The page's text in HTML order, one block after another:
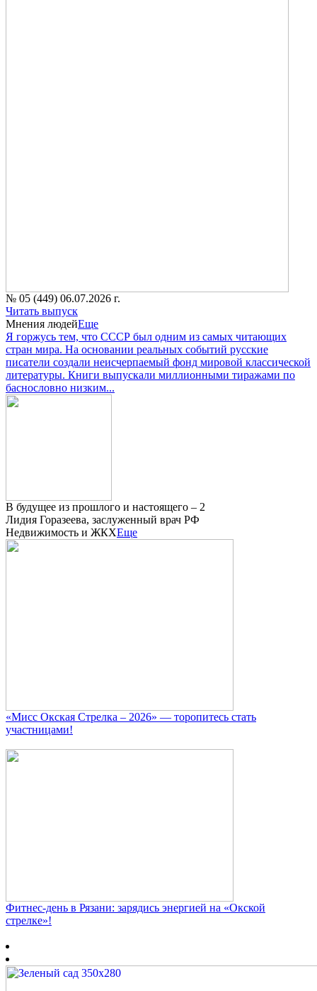
№ 05 (449) 06.07.2026 г.
Читать выпуск
Мнения людейЕще
Я горжусь тем, что СССР был одним из самых читающих
стран мира. На основании реальных событий русские
писатели создали неисчерпаемый фонд мировой классической
литературы. Книги выпускали миллионными тиражами по
баснословно низким...
В будущее из прошлого и настоящего – 2
Лидия Горазеева, заслуженный врач РФ
Недвижимость и ЖКХЕще
«Мисс Окская Стрелка – 2026» — торопитесь стать
участницами!
Фитнес‑день в Рязани: зарядись энергией на «Окской
стрелке»!